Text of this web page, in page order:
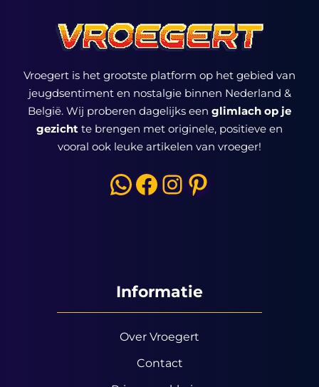
Vroegert is het grootste platform op het gebied van
jeugdsentiment en nostalgie binnen Nederland &
België. Wij proberen dagelijks een glimlach op je
gezicht te brengen met originele, positieve en
vooral ook leuke artikelen van vroeger!
WhatsApp
Facebook
Instagram
Pinterest
Informatie
Over Vroegert
Contact